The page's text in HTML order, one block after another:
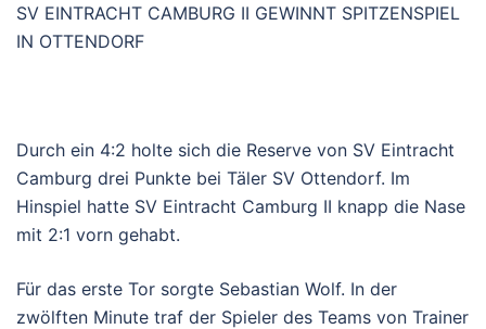
SV EINTRACHT CAMBURG II GEWINNT SPITZENSPIEL
IN OTTENDORF
Durch ein 4:2 holte sich die Reserve von SV Eintracht
Camburg drei Punkte bei Täler SV Ottendorf. Im
Hinspiel hatte SV Eintracht Camburg II knapp die Nase
mit 2:1 vorn gehabt.
Für das erste Tor sorgte Sebastian Wolf. In der
zwölften Minute traf der Spieler des Teams von Trainer